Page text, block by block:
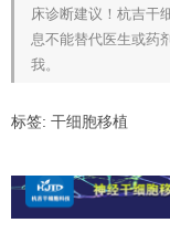
床诊断建议！杭吉干
息不能替代医生或药
我。
标签: 干细胞移植